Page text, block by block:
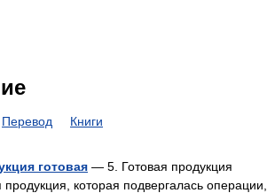
Перевод Книги
готовая — 5. Готовая продукция
которая подвергалась операции,